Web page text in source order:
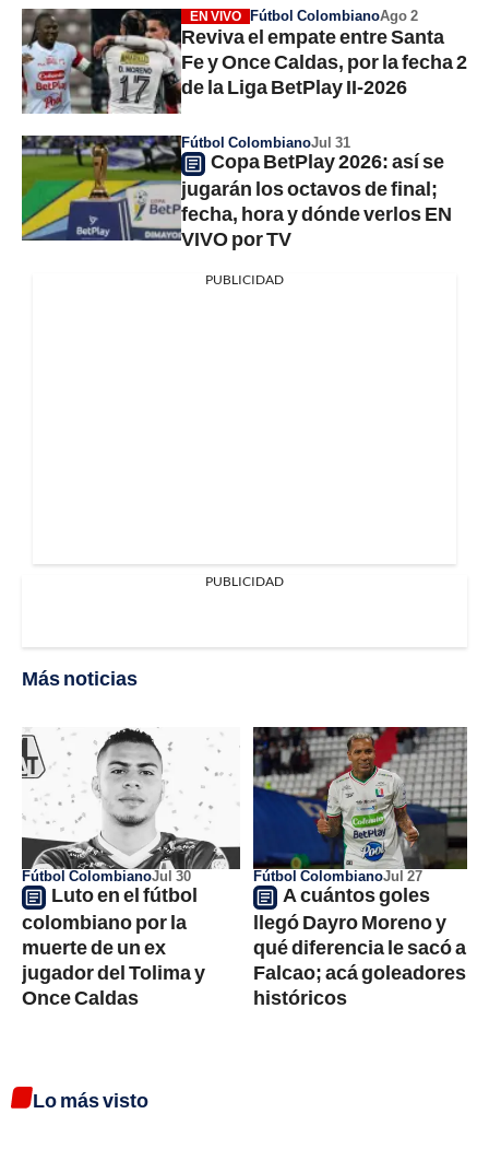
EN VIVO Fútbol ColombianoAgo 2
Reviva el empate entre Santa
Fe y Once Caldas, por la fecha 2
de la Liga BetPlay II-2026
Fútbol ColombianoJul 31
Copa BetPlay 2026: así se
jugarán los octavos de final;
fecha, hora y dónde verlos EN
VIVO por TV
PUBLICIDAD
PUBLICIDAD
Más noticias
Fútbol ColombianoJul 30
Luto en el fútbol
colombiano por la
muerte de un ex
jugador del Tolima y
Once Caldas
Fútbol ColombianoJul 27
A cuántos goles
llegó Dayro Moreno y
qué diferencia le sacó a
Falcao; acá goleadores
históricos
Lo más visto